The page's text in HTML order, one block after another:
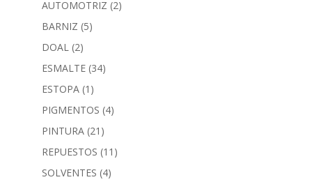
AUTOMOTRIZ (2)
BARNIZ (5)
DOAL (2)
ESMALTE (34)
ESTOPA (1)
PIGMENTOS (4)
PINTURA (21)
REPUESTOS (11)
SOLVENTES (4)